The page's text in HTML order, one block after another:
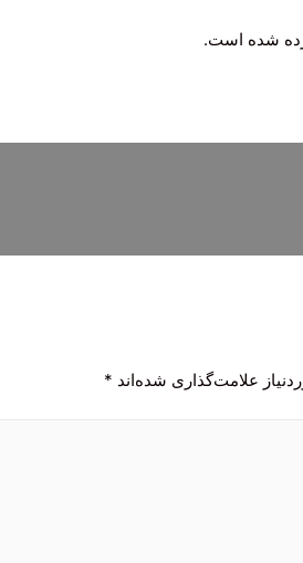
شده است.
علامت‌گذاری شده‌اند *